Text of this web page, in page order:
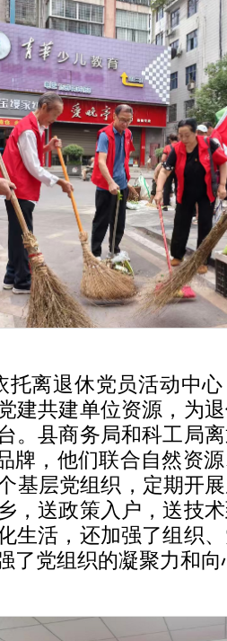
托离退休党员活动中
建共建单位资源，为
。县商务局和科工局
牌，他们联合自然资
基层党组织，定期开
，送政策入户，送技
生活，还加强了组织
了党组织的凝聚力和向